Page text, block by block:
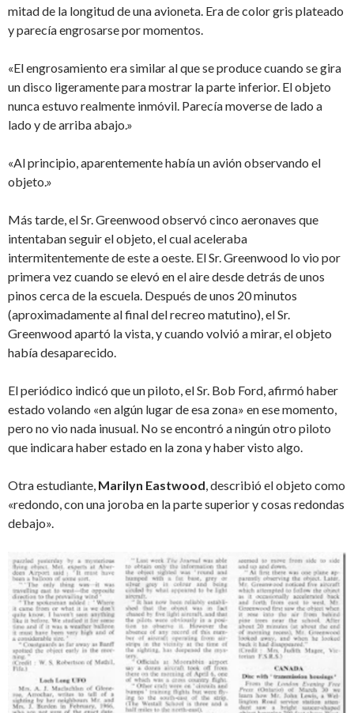
mitad de la longitud de una avioneta. Era de color gris plateado
y parecía engrosarse por momentos.
«El engrosamiento era similar al que se produce cuando se gira
un disco ligeramente para mostrar la parte inferior. El objeto
nunca estuvo realmente inmóvil. Parecía moverse de lado a
lado y de arriba abajo.»
«Al principio, aparentemente había un avión observando el
objeto.»
Más tarde, el Sr. Greenwood observó cinco aeronaves que
intentaban seguir el objeto, el cual aceleraba
intermitentemente de este a oeste. El Sr. Greenwood lo vio por
primera vez cuando se elevó en el aire desde detrás de unos
pinos cerca de la escuela. Después de unos 20 minutos
(aproximadamente al final del recreo matutino), el Sr.
Greenwood apartó la vista, y cuando volvió a mirar, el objeto
había desaparecido.
El periódico indicó que un piloto, el Sr. Bob Ford, afirmó haber
estado volando «en algún lugar de esa zona» en ese momento,
pero no vio nada inusual. No se encontró a ningún otro piloto
que indicara haber estado en la zona y haber visto algo.
Otra estudiante, Marilyn Eastwood, describió el objeto como
«redondo, con una joroba en la parte superior y cosas redondas
debajo».